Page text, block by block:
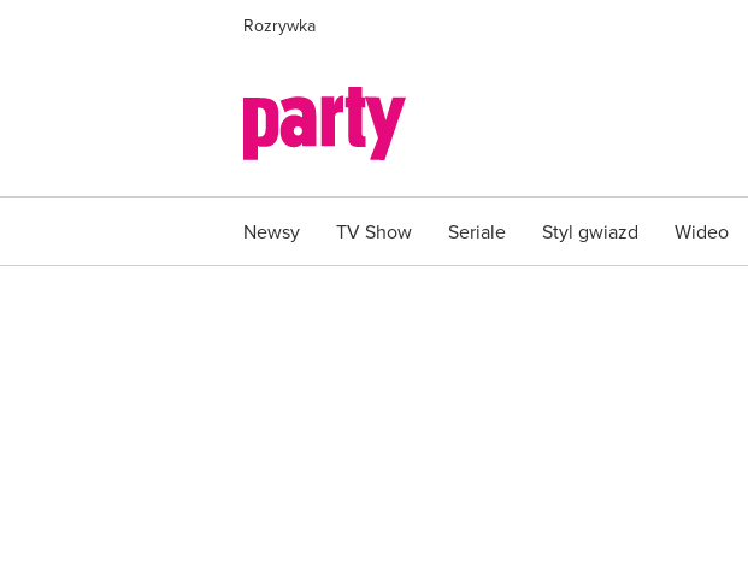
Rozrywka
Newsy TV Show Seriale Styl gwiazd Wideo